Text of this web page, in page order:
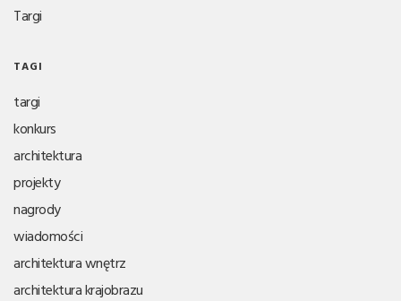
Targi
TAGI
targi
konkurs
architektura
projekty
nagrody
wiadomości
architektura wnętrz
architektura krajobrazu